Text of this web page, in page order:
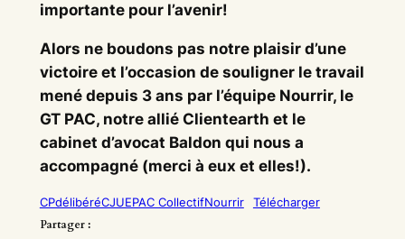
importante pour l’avenir!
Alors ne boudons pas notre plaisir d’une
victoire et l’occasion de souligner le travail
mené depuis 3 ans par l’équipe Nourrir, le
GT PAC, notre allié Clientearth et le
cabinet d’avocat Baldon qui nous a
accompagné (merci à eux et elles!).
CPdélibéréCJUEPAC CollectifNourrir
Télécharger
Partager :